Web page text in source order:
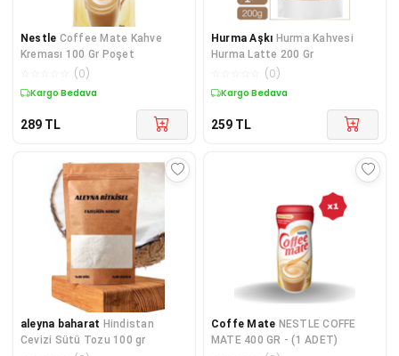
Nestle Coffee Mate Kahve
Kreması 100 Gr Poşet
(0)
Kargo Bedava
289 TL
Hurma Aşkı Hurma Kahvesi
Hurma Latte 200 Gr
(0)
Kargo Bedava
259 TL
aleyna baharat Hindistan
Cevizi Sütü Tozu 100 gr
Coffe Mate NESTLE COFFE
MATE 400 GR - (1 ADET)